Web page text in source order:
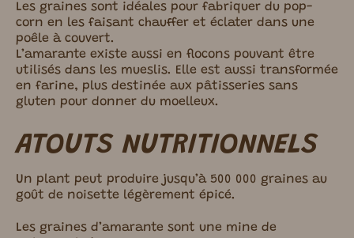
Les graines sont idéales pour fabriquer du pop-
corn en les faisant chauffer et éclater dans une
poêle à couvert.
L’amarante existe aussi en flocons pouvant être
utilisés dans les mueslis. Elle est aussi transformée
en farine, plus destinée aux pâtisseries sans
gluten pour donner du moelleux.
ATOUTS NUTRITIONNELS
Un plant peut produire jusqu’à 500 000 graines au
goût de noisette légèrement épicé.
Les graines d’amarante sont une mine de